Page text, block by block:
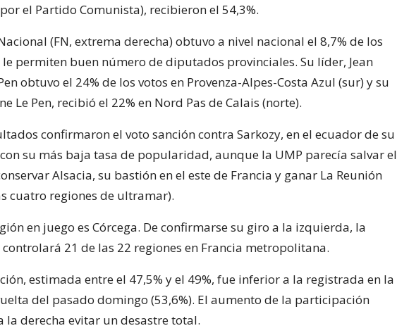
el Partido Comunista), recibieron el 54,3%.
(FN, extrema derecha) obtuvo a nivel nacional el 8,7% de los
permiten buen número de diputados provinciales. Su líder, Jean
obtuvo el 24% de los votos en Provenza-Alpes-Costa Azul (sur) y su
Le Pen, recibió el 22% en Nord Pas de Calais (norte).
confirmaron el voto sanción contra Sarkozy, en el ecuador de su
su más baja tasa de popularidad, aunque la UMP parecía salvar el
Alsacia, su bastión en el este de Francia y ganar La Reunión
cuatro regiones de ultramar).
en juego es Córcega. De confirmarse su giro a la izquierda, la
21 de las 22 regiones en Francia metropolitana.
estimada entre el 47,5% y el 49%, fue inferior a la registrada en la
del pasado domingo (53,6%). El aumento de la participación
la derecha evitar un desastre total.